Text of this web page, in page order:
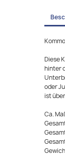
Diese
hinter
oder
ist
Ca.